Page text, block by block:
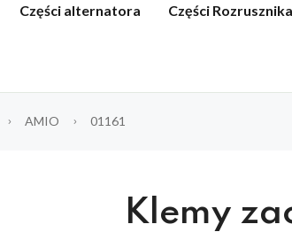
Części alternatora Części Rozrusznika
AMIO 01161
Klemy